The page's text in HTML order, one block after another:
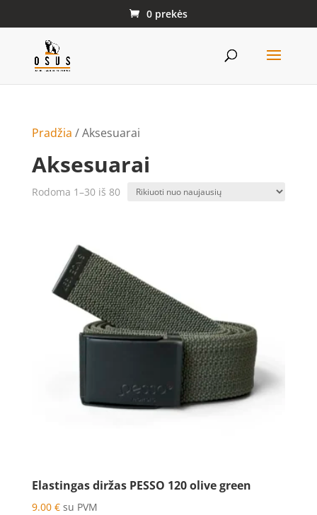
0 prekės
Pradžia / Aksesuarai
Aksesuarai
Rodoma 1–30 iš 80Rūšiuojama
Elastingas diržas PESSO 120 olive green
9.00 € su PVM